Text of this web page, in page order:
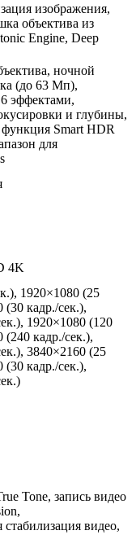
изображения,
объектива из
Engine, Deep
ночной
(до 63 Мп),
эффектами,
и глубины,
Smart HDR
для
4K
1920×1080 (25
(30 кадр./сек.),
1920×1080 (120
(240 кадр./сек.),
3840×2160 (25
(30 кадр./сек.),
Tone, запись видео
видео,